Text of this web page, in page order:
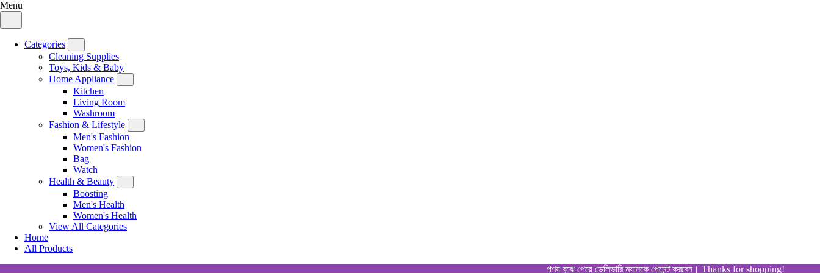
Menu
Categories
Cleaning Supplies
Toys, Kids & Baby
Home Appliance
Kitchen
Living Room
Washroom
Fashion & Lifestyle
Men's Fashion
Women's Fashion
Bag
Watch
Health & Beauty
Boosting
Men's Health
Women's Health
View All Categories
Home
All Products
পণ্য বুঝে পেয়ে ডেলিভারি ম্যানকে পেমেন্ট করবেন। Thanks for shopping!